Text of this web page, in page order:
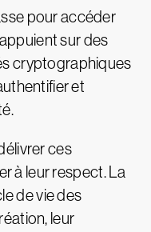
pour accéder
sur des
cryptographiques
et
ces
à leur respect. La
de vie des
leur